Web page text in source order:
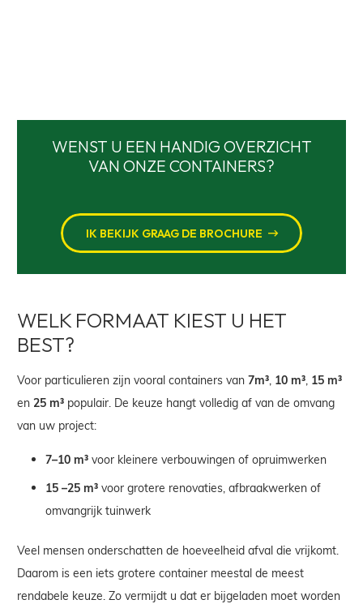
WENST U EEN HANDIG OVERZICHT
VAN ONZE CONTAINERS?
IK BEKIJK GRAAG DE BROCHURE
WELK FORMAAT KIEST U HET
BEST?
Voor particulieren zijn vooral containers van 7m³ 10 m³ 15 m³
en 25 m³ populair. De keuze hangt volledig af van de omvang
van uw project:
7–10 m³ voor kleinere verbouwingen of opruimwerken
15 –25 m³ voor grotere renovaties, afbraakwerken of
omvangrijk tuinwerk
Veel mensen onderschatten de hoeveelheid afval die vrijkomt.
Daarom is een iets grotere container meestal de meest
rendabele keuze. Zo vermijdt u dat er bijgeladen moet worden